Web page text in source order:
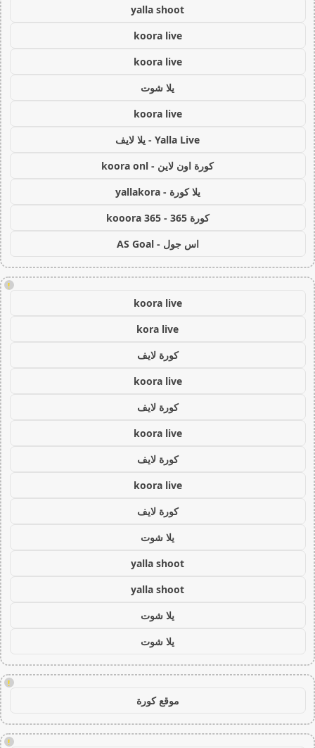
yalla shoot
koora live
koora live
يلا شوت
koora live
Yalla Live - يلا لايف
كورة اون لاين - koora onl
يلا كورة - yallakora
كورة 365 - kooora 365
اس جول - AS Goal
!
koora live
kora live
كورة لايف
koora live
كورة لايف
koora live
كورة لايف
koora live
كورة لايف
يلا شوت
yalla shoot
yalla shoot
يلا شوت
يلا شوت
!
موقع كورة
!